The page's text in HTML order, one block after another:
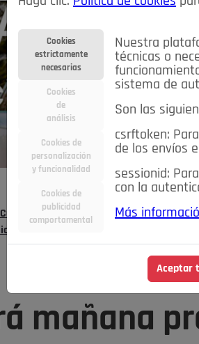
Cultura Deportes Economía
mañana
Cookies
estrictamente
necesarias
Cookies
de
análisis
Cookies de
personalización
y funcionalidad
Cookies de
publicidad
comportamental
Nuestra
técnicas o
sistema de
Son las
csrftoken:
de los envíos
sessionid:
con la
Más
Aceptar